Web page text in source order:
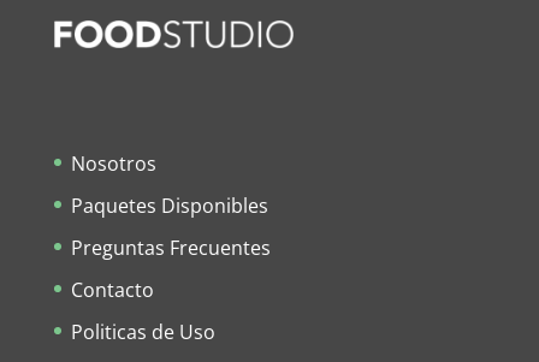
Nosotros
Paquetes Disponibles
Preguntas Frecuentes
Contacto
Politicas de Uso